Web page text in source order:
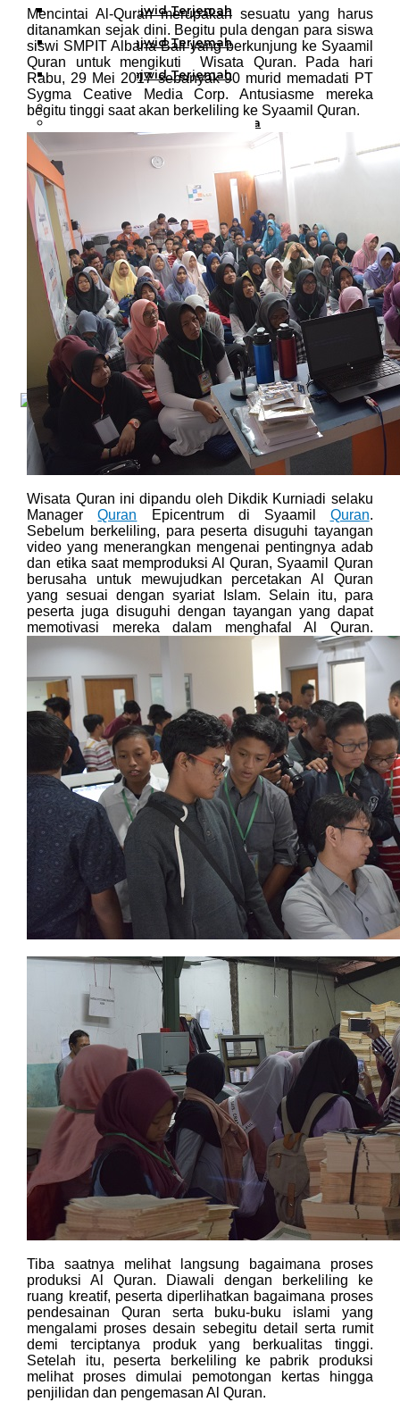
Al Quran Tajwid Terjemah
Bukhara A6
Al Quran Tajwid Terjemah
Bukhara A5
Al Quran Tajwid Terjemah
Bukhara B5
Al Quran Spesial Wanita
Al Quran Spesial Wanita Azalia
Al Quran Terjemah Per Kata
Al Quran Tilawah
Mushaf Tilawah Quba
Al Quran Transliterasi Latin
Kemitraan
Rumah Syaamil
Wholesale & Retail
Al Quran Customize
Wisata
Quran
Apa itu Wisata Quran?
Pelatihan
Kequranan
Apa itu Pelatihan Quran?
Trainer Syaamil Quran
Mencintai Al-Quran merupakan sesuatu yang harus
ditanamkan sejak dini. Begitu pula dengan para siswa
siswi SMPIT Albana Bali yang berkunjung ke Syaamil
Quran untuk mengikuti Wisata Quran. Pada hari
Rabu, 29 Mei 2017 sebanyak 90 murid memadati PT
Sygma Ceative Media Corp. Antusiasme mereka
begitu tinggi saat akan berkeliling ke Syaamil Quran.
Wisata Quran ini dipandu oleh Dikdik Kurniadi selaku
ManagerQuran Epicentrum di Syaamil Quran.
Sebelum berkeliling, para peserta disuguhi tayangan
video yang menerangkan mengenai pentingnya adab
dan etika saat memproduksi Al Quran, Syaamil Quran
berusaha untuk mewujudkan percetakan Al Quran
yang sesuai dengan syariat Islam. Selain itu, para
peserta juga disuguhi dengan tayangan yang dapat
memotivasi mereka dalam menghafal Al Quran.
Tiba saatnya melihat langsung bagaimana proses
produksi Al Quran. Diawali dengan berkeliling ke
ruang kreatif, peserta diperlihatkan bagaimana proses
pendesainan Quran serta buku-buku islami yang
mengalami proses desain sebegitu detail serta rumit
demi terciptanya produk yang berkualitas tinggi.
Setelah itu, peserta berkeliling ke pabrik produksi
melihat proses dimulai pemotongan kertas hingga
penjilidan dan pengemasan Al Quran.